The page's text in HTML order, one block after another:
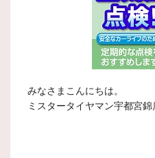
みなさまこんにちは。
ミスタータイヤマン宇都宮錦